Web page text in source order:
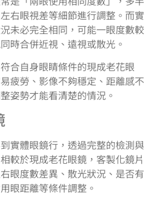
右眼視差等細節進行調整。而實
未必完全相同，可能一眼度數較
時合併近視、遠視或散光。
合自身眼睛條件的現成老花眼
疲勞、影像不夠穩定、距離感不
姿勢才能看清楚的情況。
實體眼鏡行，透過完整的檢測與
較於現成老花眼鏡，客製化鏡片
眼度數差異、散光狀況、是否有
眼距離等條件調整。